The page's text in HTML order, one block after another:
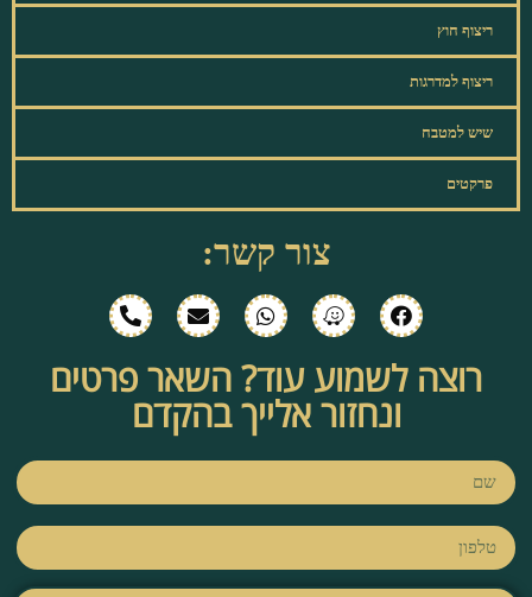
ריצוף חוץ
ריצוף למדרגות
שיש למטבח
פרקטים
צור קשר:
רוצה לשמוע עוד? השאר פרטים
ונחזור אלייך בהקדם